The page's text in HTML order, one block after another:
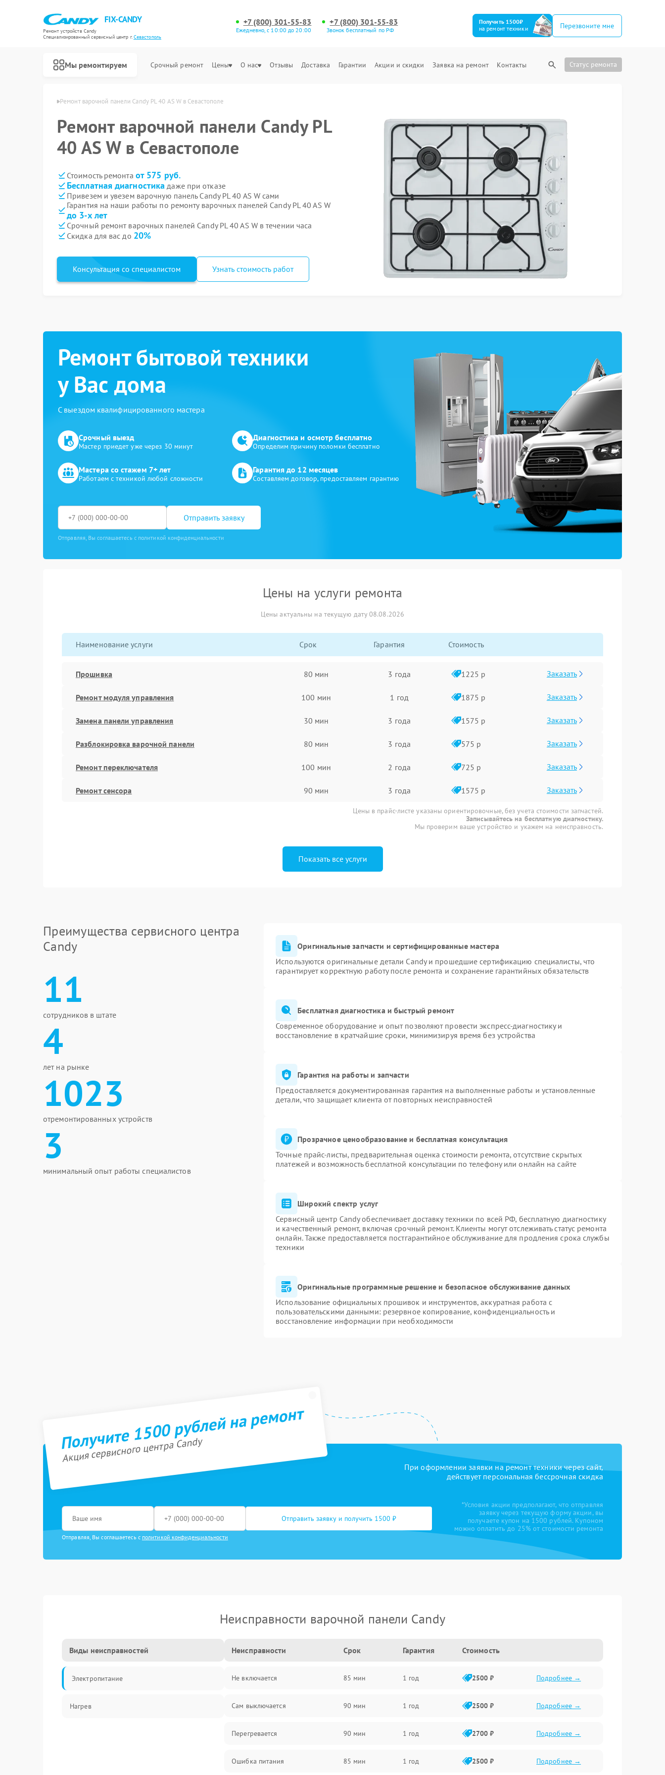
FIX-CANDY
Ремонт устройств Candy
Специализированный cервисный центр г.Севастополь
+7 (800) 301-55-83
Ежедневно, с 10:00 до 20:00
+7 (800) 301-55-83
Звонок бесплатный по РФ
Получить 1500₽
на ремонт техники
Перезвоните мне
Мы ремонтируем Срочный ремонт Цены О нас Отзывы Доставка Гарантии Акции и скидки Заявка на ремонт Контакты Статус ремонта
в Севастополе Ремонт варочной панели Candy PL 40 AS W в Севастополе
Ремонт варочной панели Candy PL
40 AS W в Севастополе
Стоимость ремонта от 575 руб.
Бесплатная диагностика даже при отказе
Привезем и увезем варочную панель Candy PL 40 AS W сами
Гарантия на наши работы по ремонту варочных панелей Candy PL 40 AS W
до 3-х лет
Срочный ремонт варочных панелей Candy PL 40 AS W в течении часа
Скидка для вас до 20%
Консультация со специалистом Узнать стоимость работ
Ремонт бытовой техники
у Вас дома
С выездом квалифицированного мастера
Срочный выезд
Мастер приедет уже через 30 минут
Диагностика и осмотр бесплатно
Определим причину поломки бесплатно
Мастера со стажем 7+ лет
Работаем с техникой любой сложности
Гарантия до 12 месяцев
Составляем договор, предоставляем гарантию
Отправить заявку
Отправляя, Вы соглашаетесь с политикой конфиденциальности
Цены на услуги ремонта
Цены актуальны на текущую дату 08.08.2026
Наименование услуги Срок Гарантия Стоимость
Прошивка 80 мин 3 года 1225 р Заказать
Ремонт модуля управления 100 мин 1 год 1875 р Заказать
Замена панели управления 30 мин 3 года 1575 р Заказать
Разблокировка варочной панели 80 мин 3 года 575 р Заказать
Ремонт переключателя 100 мин 2 года 725 р Заказать
Ремонт сенсора 90 мин 3 года 1575 р Заказать
Цены в прайс-листе указаны ориентировочные, без учета стоимости запчастей.
Записывайтесь на бесплатную диагностику.
Мы проверим ваше устройство и укажем на неисправность.
Показать все услуги
Преимущества сервисного центра
Candy
11
сотрудников в штате
4
лет на рынке
1023
отремонтированных устройств
3
минимальный опыт работы специалистов
Оригинальные запчасти и сертифицированные мастера
Используются оригинальные детали Candy и прошедшие сертификацию специалисты, что
гарантирует корректную работу после ремонта и сохранение гарантийных обязательств
Бесплатная диагностика и быстрый ремонт
Современное оборудование и опыт позволяют провести экспресс-диагностику и
восстановление в кратчайшие сроки, минимизируя время без устройства
Гарантия на работы и запчасти
Предоставляется документированная гарантия на выполненные работы и установленные
детали, что защищает клиента от повторных неисправностей
Прозрачное ценообразование и бесплатная консультация
Точные прайс-листы, предварительная оценка стоимости ремонта, отсутствие скрытых
платежей и возможность бесплатной консультации по телефону или онлайн на сайте
Широкий спектр услуг
Сервисный центр Candy обеспечивает доставку техники по всей РФ, бесплатную диагностику
и качественный ремонт, включая срочный ремонт. Клиенты могут отслеживать статус ремонта
онлайн. Также предоставляется постгарантийное обслуживание для продления срока службы
техники
Оригинальные программные решение и безопасное обслуживание данных
Использование официальных прошивок и инструментов, аккуратная работа с
пользовательскими данными: резервное копирование, конфиденциальность и
восстановление информации при необходимости
Получите 1500 рублей на ремонт
Акция сервисного центра Candy
При оформлении заявки на ремонт техники через сайт,
действует персональная бессрочная скидка
Отправить заявку и получить 1500 ₽
Отправляя, Вы соглашаетесь с политикой конфиденциальности
*Условия акции предполагают, что отправляя
заявку через текущую форму акции, вы
получаете купон на 1500 рублей. Купоном
можно оплатить до 25% от стоимости ремонта
Неисправности варочной панели Candy
Виды неисправностей
Электропитание
Нагрев
Неисправности Срок Гарантия Стоимость
Не включается 85 мин 1 год 2500 ₽ Подробнее →
Сам выключается 90 мин 1 год 2500 ₽ Подробнее →
Перегревается 90 мин 1 год 2700 ₽ Подробнее →
Ошибка питания 85 мин 1 год 2500 ₽ Подробнее →